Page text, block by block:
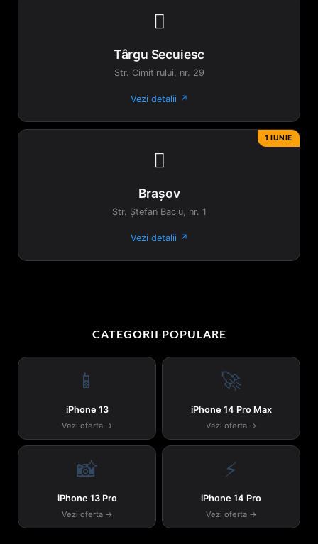

Târgu Secuiesc
Str. Cimitirului, nr. 29
Vezi detalii ↗
1 IUNIE

Brașov
Str. Ștefan Baciu, nr. 1
Vezi detalii ↗
CATEGORII POPULARE
📱
iPhone 13
Vezi oferta →
🚀
iPhone 14 Pro Max
Vezi oferta →
📸
iPhone 13 Pro
Vezi oferta →
⚡
iPhone 14 Pro
Vezi oferta →